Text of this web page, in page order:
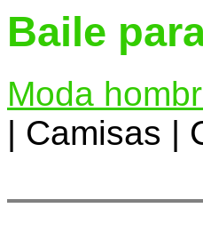
Baile
Moda
| Camisas |